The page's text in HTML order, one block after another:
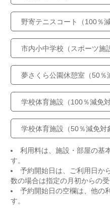
野寄テニスコート（100％減
市内小中学校（スポーツ施
夢さくら公園休憩室（50％
学校体育施設（100％減免対
学校体育施設（50％減免対
利用料は、施設・部屋の基
す。
予約開始日は、ご利用日か
数の場合は指定の月初からの受
予約開始日の空欄は、他の
す。